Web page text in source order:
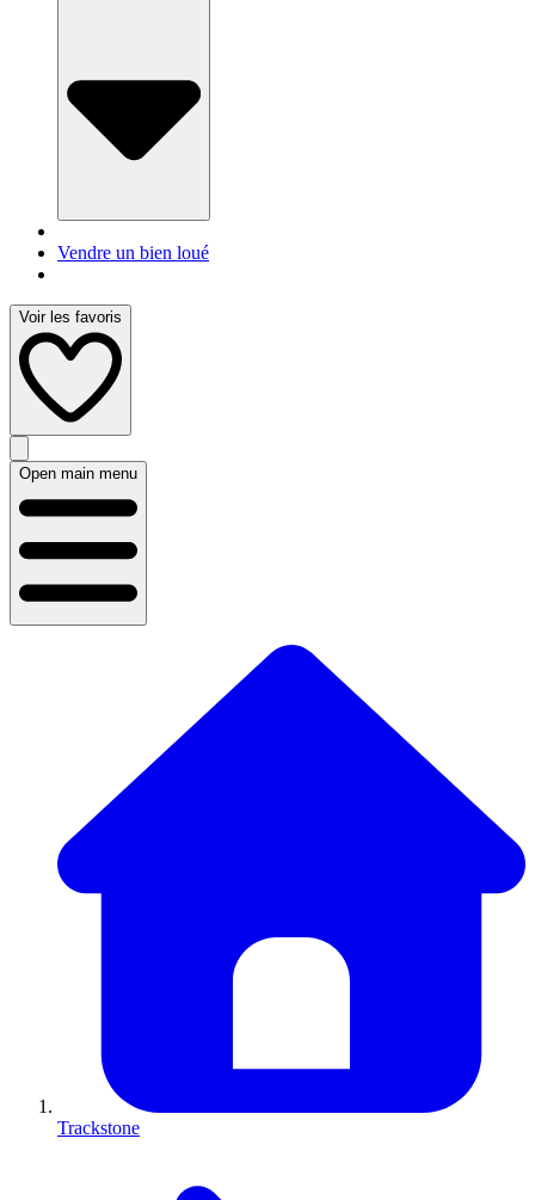
Vendre un bien loué
Voir les favoris
Open main menu
Trackstone